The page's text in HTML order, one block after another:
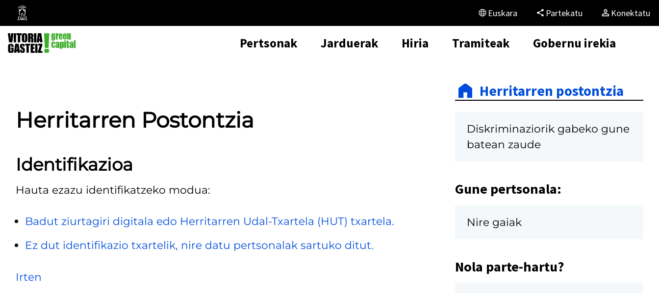
Vitoria-
Gasteizko
Udala
Euskara Partekatu Konektatu
Pertsonak Jarduerak Hiria Tramiteak Gobernu irekia
Herritarren Postontzia
Identifikazioa
Hauta ezazu identifikatzeko modua:
Badut ziurtagiri digitala edo Herritarren Udal-Txartela (HUT) txartela.
Ez dut identifikazio txartelik, nire datu pertsonalak sartuko ditut.
Irten
Herritarren postontzia
Diskriminaziorik gabeko gune
batean zaude
Gune pertsonala:
Nire gaiak
Nola parte-hartu?